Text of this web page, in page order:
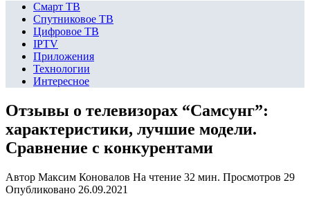
Смарт ТВ
Спутниковое ТВ
Цифровое ТВ
IPTV
Приложения
Технологии
Интересное
Отзывы о телевизорах “Самсунг”:
характеристики, лучшие модели.
Сравнение с конкурентами
Автор Максим Коновалов На чтение 32 мин. Просмотров 29
Опубликовано 26.09.2021